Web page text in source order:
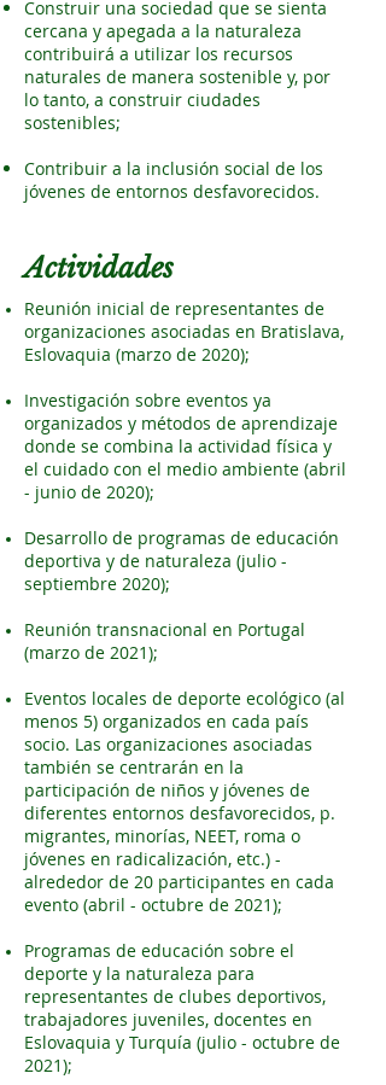
Construir una sociedad que se sienta
cercana y apegada a la naturaleza
contribuirá a utilizar los recursos
naturales de manera sostenible y, por
lo tanto, a construir ciudades
sostenibles;
Contribuir a la inclusión social de los
jóvenes de entornos desfavorecidos.
Actividades
Reunión inicial de representantes de
organizaciones asociadas en Bratislava,
Eslovaquia (marzo de 2020);
Investigación sobre eventos ya
organizados y métodos de aprendizaje
donde se combina la actividad física y
el cuidado con el medio ambiente (abril
- junio de 2020);
Desarrollo de programas de educación
deportiva y de naturaleza (julio -
septiembre 2020);
Reunión transnacional en Portugal
(marzo de 2021);
Eventos locales de deporte ecológico (al
menos 5) organizados en cada país
socio. Las organizaciones asociadas
también se centrarán en la
participación de niños y jóvenes de
diferentes entornos desfavorecidos, p.
migrantes, minorías, NEET, roma o
jóvenes en radicalización, etc.) -
alrededor de 20 participantes en cada
evento (abril - octubre de 2021);
Programas de educación sobre el
deporte y la naturaleza para
representantes de clubes deportivos,
trabajadores juveniles, docentes en
Eslovaquia y Turquía (julio - octubre de
2021);